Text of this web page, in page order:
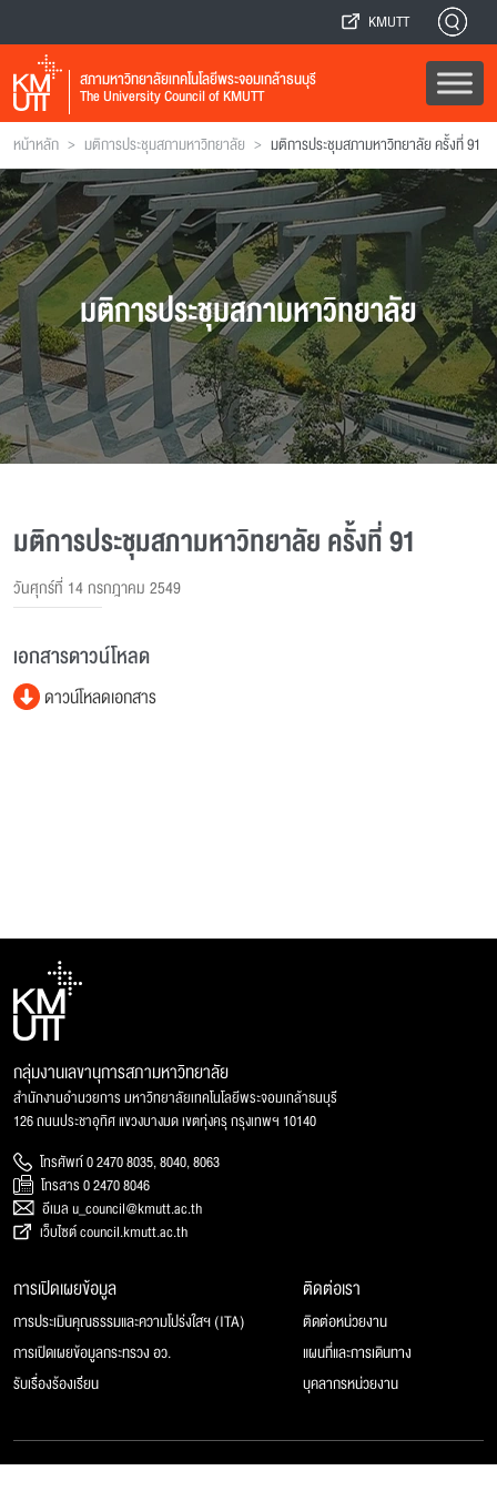
KMUTT
สภามหาวิทยาลัยเทคโนโลยีพระจอมเกล้าธนบุรี
The University Council of KMUTT
หน้าหลัก > มติการประชุมสภามหาวิทยาลัย > มติการประชุมสภามหาวิทยาลัย ครั้งที่ 91
มติการประชุมสภามหาวิทยาลัย
มติการประชุมสภามหาวิทยาลัย ครั้งที่ 91
วันศุกร์ที่ 14 กรกฎาคม 2549
เอกสารดาวน์โหลด
ดาวน์โหลดเอกสาร
กลุ่มงานเลขานุการสภามหาวิทยาลัย
สำนักงานอำนวยการ มหาวิทยาลัยเทคโนโลยีพระจอมเกล้าธนบุรี
126 ถนนประชาอุทิศ แขวงบางมด เขตทุ่งครุ กรุงเทพฯ 10140
โทรศัพท์ 0 2470 8035, 8040, 8063
โทรสาร 0 2470 8046
อีเมล u_council@kmutt.ac.th
เว็บไซต์ council.kmutt.ac.th
การเปิดเผยข้อมูล
การประเมินคุณธรรมและความโปร่งใสฯ (ITA)
การเปิดเผยข้อมูลกระทรวง อว.
รับเรื่องร้องเรียน
ติดต่อเรา
ติดต่อหน่วยงาน
แผนที่และการเดินทาง
บุคลากรหน่วยงาน